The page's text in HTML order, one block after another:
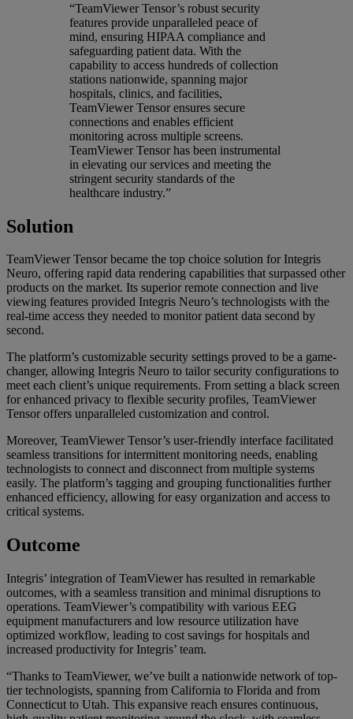
“TeamViewer Tensor’s robust security
features provide unparalleled peace of
mind, ensuring HIPAA compliance and
safeguarding patient data. With the
capability to access hundreds of collection
stations nationwide, spanning major
hospitals, clinics, and facilities,
TeamViewer Tensor ensures secure
connections and enables efficient
monitoring across multiple screens.
TeamViewer Tensor has been instrumental
in elevating our services and meeting the
stringent security standards of the
healthcare industry.”
Solution
TeamViewer Tensor became the top choice solution for Integris
Neuro, offering rapid data rendering capabilities that surpassed other
products on the market. Its superior remote connection and live
viewing features provided Integris Neuro’s technologists with the
real-time access they needed to monitor patient data second by
second.
The platform’s customizable security settings proved to be a game-
changer, allowing Integris Neuro to tailor security configurations to
meet each client’s unique requirements. From setting a black screen
for enhanced privacy to flexible security profiles, TeamViewer
Tensor offers unparalleled customization and control.
Moreover, TeamViewer Tensor’s user-friendly interface facilitated
seamless transitions for intermittent monitoring needs, enabling
technologists to connect and disconnect from multiple systems
easily. The platform’s tagging and grouping functionalities further
enhanced efficiency, allowing for easy organization and access to
critical systems.
Outcome
Integris’ integration of TeamViewer has resulted in remarkable
outcomes, with a seamless transition and minimal disruptions to
operations. TeamViewer’s compatibility with various EEG
equipment manufacturers and low resource utilization have
optimized workflow, leading to cost savings for hospitals and
increased productivity for Integris’ team.
“Thanks to TeamViewer, we’ve built a nationwide network of top-
tier technologists, spanning from California to Florida and from
Connecticut to Utah. This expansive reach ensures continuous,